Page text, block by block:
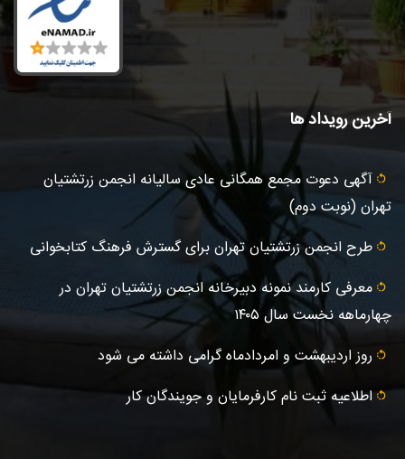
آخرین رویداد ها
آگهى دعوت مجمع همگانی عادى ساليانه انجمن زرتشتيان
تهران (نوبت دوم)
طرح انجمن زرتشتیان تهران برای گسترش فرهنگ کتابخوانی
معرفی کارمند نمونه دبیرخانه انجمن زرتشتیان تهران در
چهارماهه نخست سال ۱۴۰۵
روز اردیبهشت و امردادماه گرامی داشته می شود
اطلاعیه ثبت‌ نام کارفرمایان و جویندگان کار